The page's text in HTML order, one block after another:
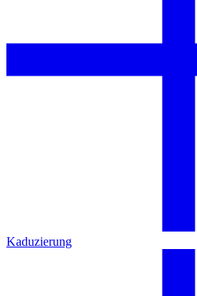
Kaduzierung